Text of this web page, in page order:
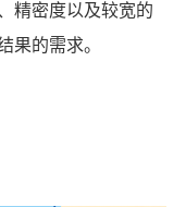
精密度以及较宽的
果的需求。